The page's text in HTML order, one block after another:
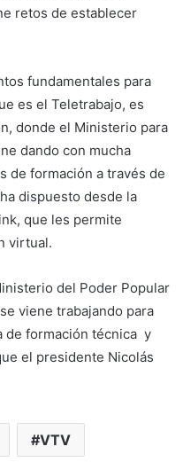
retos de establecer
fundamentales para
es el Teletrabajo, es
donde el Ministerio para
dando con mucha
de formación a través de
dispuesto desde la
que les permite
virtual.
del Poder Popular
viene trabajando para
de formación técnica y
el presidente Nicolás
VTV